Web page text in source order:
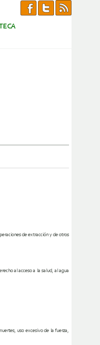
de extracción y de otros
al acceso a la salud, al agua
uso excesivo de la fuerza,